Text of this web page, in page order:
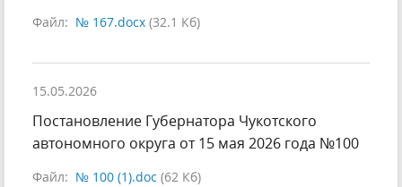
Файл: № 167.docx (32.1 Кб)
15.05.2026
Постановление Губернатора Чукотского
автономного округа от 15 мая 2026 года №100
Файл: № 100 (1).doc (62 Кб)